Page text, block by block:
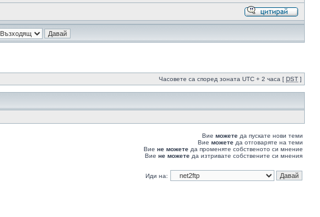
Часовете са според зоната UTC + 2 часа [ DST ]
Вие можете да пускате нови теми
Вие можете да отговаряте на теми
Вие не можете да променяте собственото си мнение
Вие не можете да изтривате собствените си мнения
Иди на: